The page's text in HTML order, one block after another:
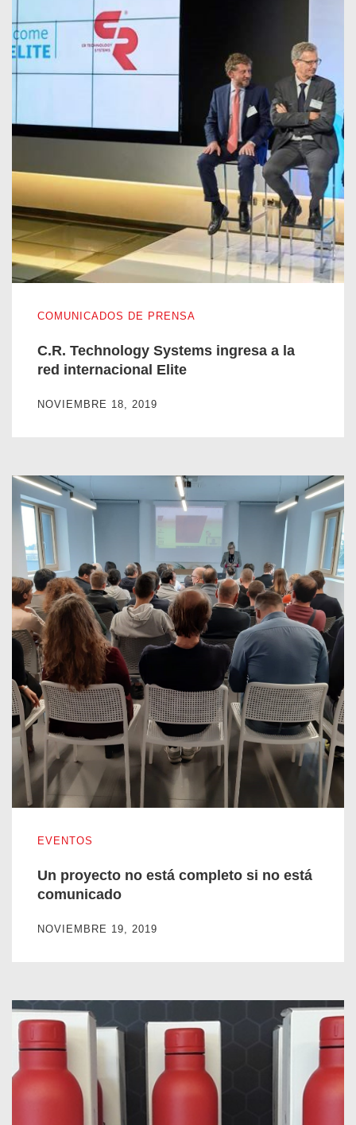
COMUNICADOS DE PRENSA
C.R. Technology Systems ingresa a la
red internacional Elite
NOVIEMBRE 18, 2019
EVENTOS
Un proyecto no está completo si no está
comunicado
NOVIEMBRE 19, 2019